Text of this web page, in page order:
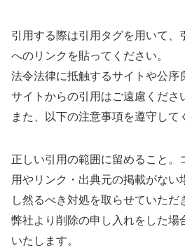
引用する際は引用タグを用いて、
へのリンクを貼ってください。
法令法律に抵触するサイトや公序
サイトからの引用はご遠慮くださ
また、以下の注意事項を遵守して
正しい引用の範囲に留めること。
用やリンク・出典元の掲載がない
し然るべき対処を取らせていただ
弊社より削除の申し入れをした場
いたします。